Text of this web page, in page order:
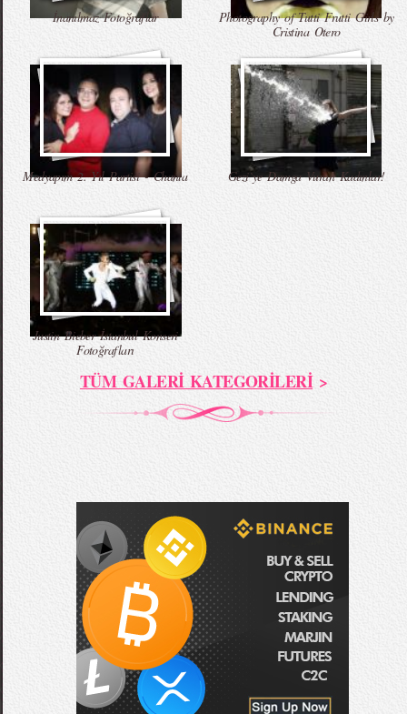
İnanılmaz Fotoğraflar
Photography of Tutti Frutti Girls by
Cristina Otero
Medyapım 2. Yıl Partisi - Chanta Gezi`ye Damga Vuran Kadınlar!
Justin Bieber İstanbul Konseri
Fotoğrafları
TÜM GALERİ KATEGORİLERİ>